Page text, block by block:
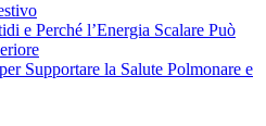
e Perché l’Energia Scalare Può
Supportare la Salute Polmonare e